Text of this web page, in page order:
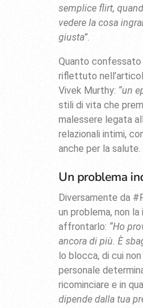
semplice flirt,
vedere la cosa
giusta”.
Quanto
riflettuto
Vivek Murthy: “un
stili di vita che
malessere legata
relazionali intimi,
anche per la salute.
Un problema
Diversamente da
un problema, non
affrontarlo: “Ho
ancora di più. È
lo blocca, di cui
personale
ricominciare e in
dipende dalla tua